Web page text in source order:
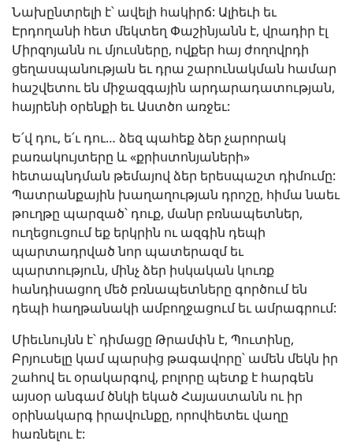
Նախընտրելի է՝ ավելի հակիրճ: Ալիեւի եւ
Էրդողանի հետ մեկտեղ Փաշինյանն է, վրադիր էլ
Միրզոյանն ու մյուսները, ովքեր հայ ժողովրդի
ցեղասպանության եւ դրա շարունակման համար
հաշվետու են միջազգային արդարադատության,
հայրենի օրենքի եւ Աստծո առջեւ:
Ե՛վ դու, ե՛ւ դու… ձեզ պահեք ձեր չարորակ
բառակույտերը և «քրիստոնյաների»
հետապնդման թեմայով ձեր երեսպաշտ դիմումը:
Պատրանքային խաղաղության դրոշը, հիմա նաեւ
թուղթը պարզած՝ դուք, մանր բռնապետներ,
ուղեցուցում եք երկրին ու ազգին դեպի
պարտադրված նոր պատերազմ եւ
պարտություն, մինչ ձեր իսկական կուռք
հանդիսացող մեծ բռնապետները գործում են
դեպի հաղթանակի ամբողջացում եւ ամրագրում:
Միեւնույնն է՝ դիմացը Թրամփն է, Պուտինը,
Բրյուսելը կամ պարսից թագավորը՝ ամեն մեկն իր
շահով եւ օրակարգով, բոլորը պետք է հարգեն
այսօր անգամ ծնկի եկած Հայաստանն ու իր
օրինակարգ իրավունքը, որովհետեւ վաղը
հառնելու է: